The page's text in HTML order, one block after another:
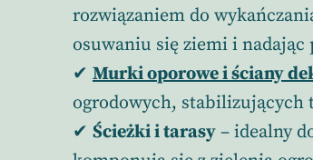
rozwiązaniem do
osuwaniu się ziemi i
✔ Murki oporowe i ściany
ogrodowych, stabilizujących
✔ Ścieżki i tarasy – idealny